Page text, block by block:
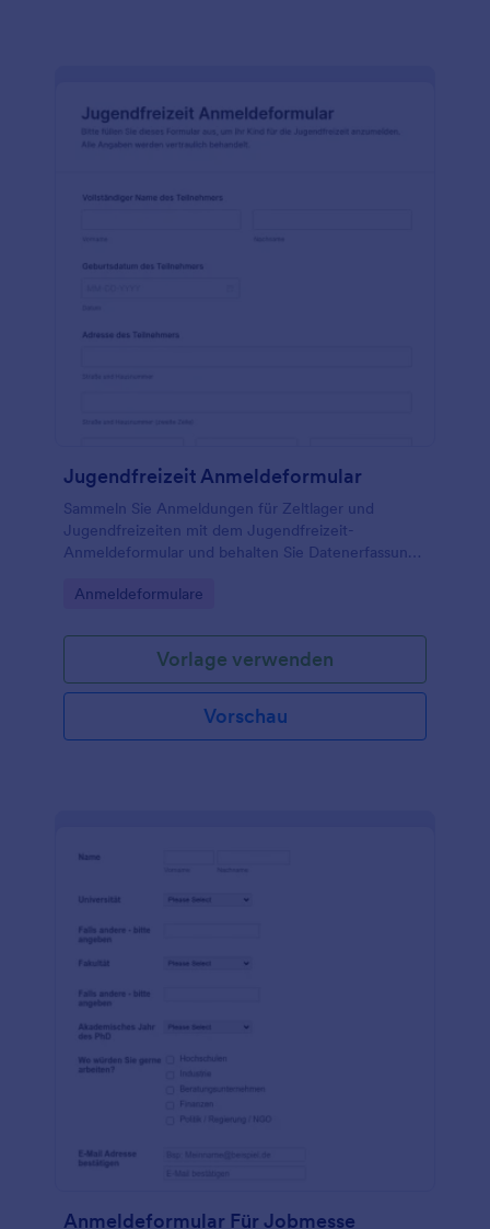
Jugendfreizeit Anmeldeformular
Sammeln Sie Anmeldungen für Zeltlager und
Jugendfreizeiten mit dem Jugendfreizeit-
Anmeldeformular und behalten Sie Datenerfassung,
organisatorische Angaben an einem Ort.
Go to Category:
Anmeldeformulare
Vorlage verwenden
Vorschau
Anmeldeformular Für Jobmesse